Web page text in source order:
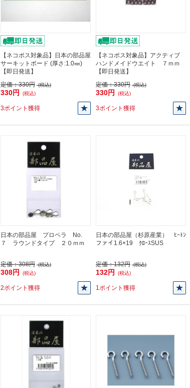
【ネコポス対象品】日本の部品屋
サーキットボード (厚さ:1.0㎜)
【即日発送】
定価：330円 (税込)
330円 (税込)
3ポイント獲得
【ネコポス対象品】アクティブ
ハンドメイドウエイト ７ｍｍ
【即日発送】
定価：330円 (税込)
330円 (税込)
3ポイント獲得
日本の部品屋 プロペラ No.
７ ラウンドタイプ ２０ｍｍ
定価：308円 (税込)
308円 (税込)
2ポイント獲得
日本の部品屋（杉原産業） ﾋｰﾄﾝ
ファイ1.6×19 ｸﾛｰｽSUS
定価：132円 (税込)
132円 (税込)
1ポイント獲得